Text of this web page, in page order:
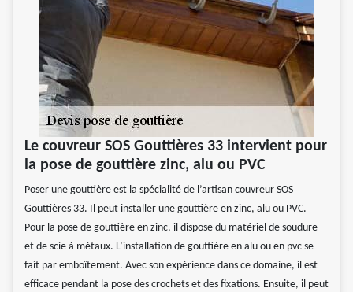
Le couvreur SOS Gouttières 33 intervient pour
la pose de gouttière zinc, alu ou PVC
Poser une gouttière est la spécialité de l’artisan couvreur SOS
Gouttières 33. Il peut installer une gouttière en zinc, alu ou PVC.
Pour la pose de gouttière en zinc, il dispose du matériel de soudure
et de scie à métaux. L’installation de gouttière en alu ou en pvc se
fait par emboîtement. Avec son expérience dans ce domaine, il est
efficace pendant la pose des crochets et des fixations. Ensuite, il peut